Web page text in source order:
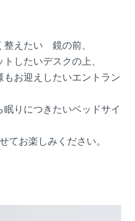
整えたい 鏡の前、
したいデスクの上、
お迎えしたいエントラン
りにつきたいベッドサイ
てお楽しみください。